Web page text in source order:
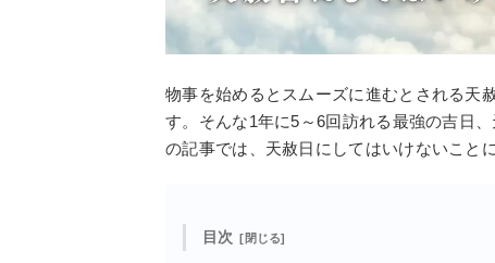
物事を始めるとスムーズに進むとされる天
す。そんな1年に5～6回訪れる最強の吉日
の記事では、天赦日にしてはいけないこと
目次